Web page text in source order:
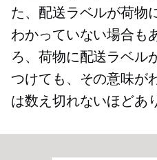
た、配送ラベルが荷物
わかっていない場合も
ろ、荷物に配送ラベル
つけても、その意味が
は数え切れないほどあ